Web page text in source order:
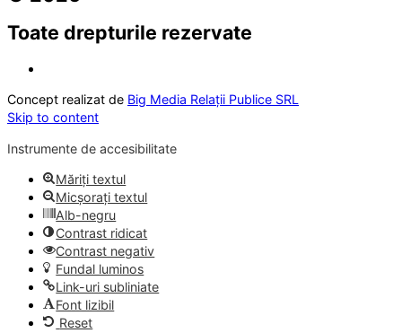
Toate drepturile rezervate
Concept realizat de Big Media Relații Publice SRL
Skip to content
Instrumente de accesibilitate
Măriți textul
Micșorați textul
Alb-negru
Contrast ridicat
Contrast negativ
Fundal luminos
Link-uri subliniate
Font lizibil
Reset